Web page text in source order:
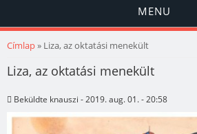
MENU
Jelenlegi hely
Címlap» Liza, az oktatási menekült
Liza, az oktatási menekült
Beküldte knauszi - 2019. aug. 01. - 20:58